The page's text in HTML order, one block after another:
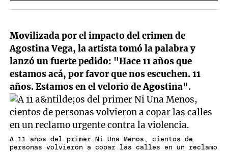
Movilizada por el impacto del crimen de
Agostina Vega, la artista tomó la palabra y
lanzó un fuerte pedido: "Hace 11 años que
estamos acá, por favor que nos escuchen. 11
años. Estamos en el velorio de Agostina".
A 11 años del primer Ni Una Menos, cientos de
personas volvieron a copar las calles en un reclamo